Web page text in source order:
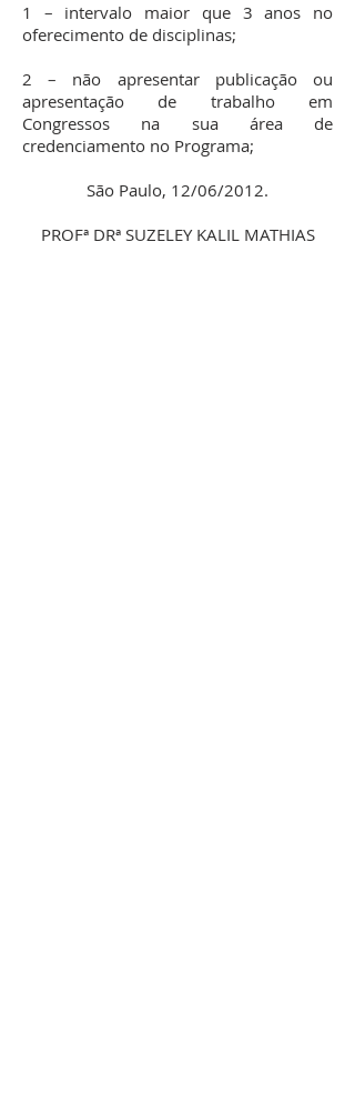
1 – intervalo maior que 3 anos no
oferecimento de disciplinas;
2 – não apresentar publicação ou
apresentação de trabalho em
Congressos na sua área de
credenciamento no Programa;
São Paulo, 12/06/2012.
PROFª DRª SUZELEY KALIL MATHIAS